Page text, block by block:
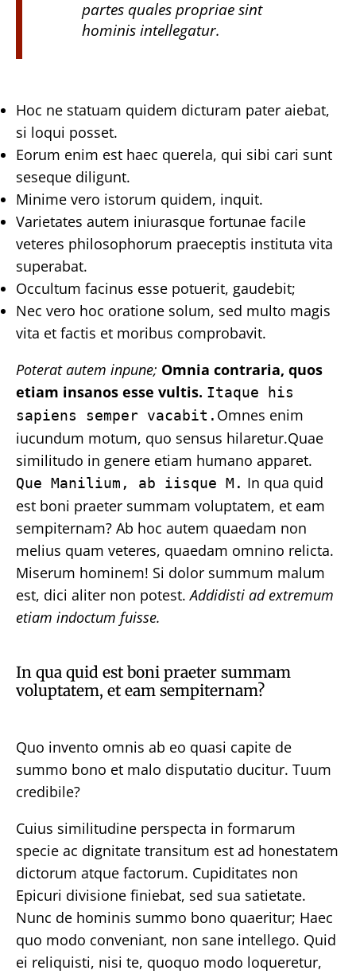
partes quales propriae sint
hominis intellegatur.
Hoc ne statuam quidem dicturam pater aiebat,
si loqui posset.
Eorum enim est haec querela, qui sibi cari sunt
seseque diligunt.
Minime vero istorum quidem, inquit.
Varietates autem iniurasque fortunae facile
veteres philosophorum praeceptis instituta vita
superabat.
Occultum facinus esse potuerit, gaudebit;
Nec vero hoc oratione solum, sed multo magis
vita et factis et moribus comprobavit.
Poterat autem inpune; Omnia contraria, quos
etiam insanos esse vultis. Itaque his
sapiens semper vacabit. Omnes enim
iucundum motum, quo sensus hilaretur.Quae
similitudo in genere etiam humano apparet.
Que Manilium, ab iisque M. In qua quid
est boni praeter summam voluptatem, et eam
sempiternam? Ab hoc autem quaedam non
melius quam veteres, quaedam omnino relicta.
Miserum hominem! Si dolor summum malum
est, dici aliter non potest.Addidisti ad extremum
etiam indoctum fuisse.
In qua quid est boni praeter summam
voluptatem, et eam sempiternam?
Quo invento omnis ab eo quasi capite de
summo bono et malo disputatio ducitur. Tuum
credibile?
Cuius similitudine perspecta in formarum
specie ac dignitate transitum est ad honestatem
dictorum atque factorum. Cupiditates non
Epicuri divisione finiebat, sed sua satietate.
Nunc de hominis summo bono quaeritur; Haec
quo modo conveniant, non sane intellego. Quid
ei reliquisti, nisi te, quoquo modo loqueretur,